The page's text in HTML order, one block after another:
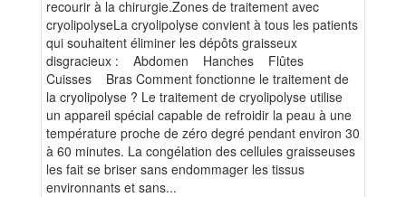
recourir à la chirurgie.Zones de traitement avec
cryolipolyseLa cryolipolyse convient à tous les patients
qui souhaitent éliminer les dépôts graisseux
disgracieux : Abdomen Hanches Flûtes
Cuisses Bras Comment fonctionne le traitement de
la cryolipolyse ? Le traitement de cryolipolyse utilise
un appareil spécial capable de refroidir la peau à une
température proche de zéro degré pendant environ 30
à 60 minutes. La congélation des cellules graisseuses
les fait se briser sans endommager les tissus
environnants et sans...